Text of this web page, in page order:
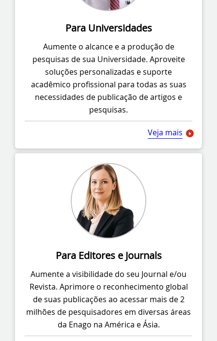
Para Universidades
Aumente o alcance e a produção de
pesquisas de sua Universidade. Aproveite
soluções personalizadas e suporte
acadêmico profissional para todas as suas
necessidades de publicação de artigos e
pesquisas.
Veja mais
Para Editores e Journals
Aumente a visibilidade do seu Journal e/ou
Revista. Aprimore o reconhecimento global
de suas publicações ao acessar mais de 2
milhões de pesquisadores em diversas áreas
da Enago na América e Ásia.